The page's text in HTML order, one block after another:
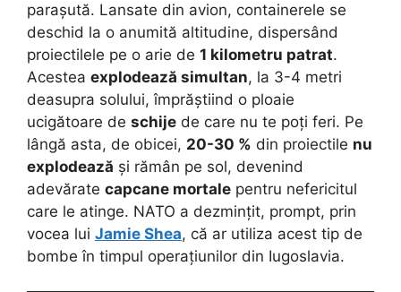
parașută. Lansate din avion, containerele se
deschid la o anumită altitudine, dispersând
proiectilele pe o arie de 1 kilometru patrat.
Acestea explodează simultan, la 3-4 metri
deasupra solului, împrăștiind o ploaie
ucigătoare de schije de care nu te poți feri. Pe
lângă asta, de obicei, 20-30 % din proiectile nu
explodează și rămân pe sol, devenind
adevărate capcane mortale pentru nefericitul
care le atinge. NATO a dezmințit, prompt, prin
vocea lui Jamie Shea, că ar utiliza acest tip de
bombe în timpul operațiunilor din Iugoslavia.